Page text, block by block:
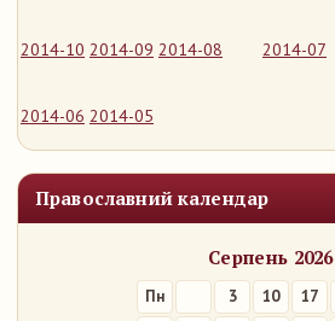
2014-10 2014-09 2014-08 2014-07
2014-06 2014-05
Православний календар
Серпень 2026
Пн 3 10 17